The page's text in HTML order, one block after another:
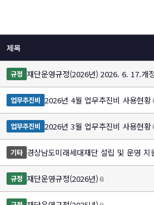
제목
규정 재단운영규정(2026년) 2026. 6. 17.개
업무추진비 2026년 4월 업무추진비 사용현황
업무추진비 2026년 3월 업무추진비 사용현황
기타 경상남도미래세대재단 설립 및 운영
규정 재단운영규정(2026년)📎